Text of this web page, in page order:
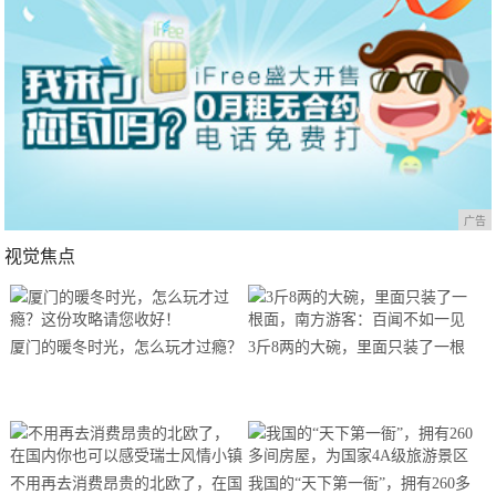
广告
视觉焦点
厦门的暖冬时光，怎么玩才过瘾？
3斤8两的大碗，里面只装了一根
不用再去消费昂贵的北欧了，在国 我国的“天下第一衙”，拥有260多